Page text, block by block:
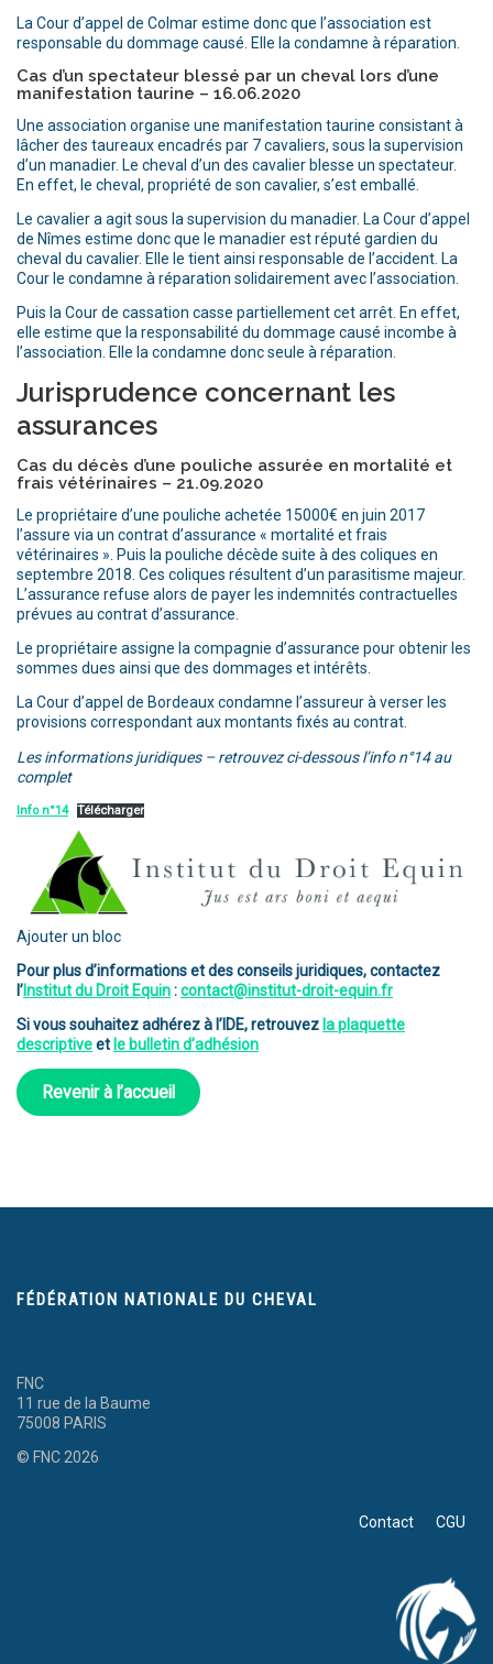
La Cour d’appel de Colmar estime donc que l’association est
responsable du dommage causé. Elle la condamne à réparation.
Cas d’un spectateur blessé par un cheval lors d’une
manifestation taurine – 16.06.2020
Une association organise une manifestation taurine consistant à
lâcher des taureaux encadrés par 7 cavaliers, sous la supervision
d’un manadier. Le cheval d’un des cavalier blesse un spectateur.
En effet, le cheval, propriété de son cavalier, s’est emballé.
Le cavalier a agit sous la supervision du manadier. La Cour d’appel
de Nîmes estime donc que le manadier est réputé gardien du
cheval du cavalier. Elle le tient ainsi responsable de l’accident. La
Cour le condamne à réparation solidairement avec l’association.
Puis la Cour de cassation casse partiellement cet arrêt. En effet,
elle estime que la responsabilité du dommage causé incombe à
l’association. Elle la condamne donc seule à réparation.
Jurisprudence concernant les
assurances
Cas du décès d’une pouliche assurée en mortalité et
frais vétérinaires – 21.09.2020
Le propriétaire d’une pouliche achetée 15000€ en juin 2017
l’assure via un contrat d’assurance « mortalité et frais
vétérinaires ». Puis la pouliche décède suite à des coliques en
septembre 2018. Ces coliques résultent d’un parasitisme majeur.
L’assurance refuse alors de payer les indemnités contractuelles
prévues au contrat d’assurance.
Le propriétaire assigne la compagnie d’assurance pour obtenir les
sommes dues ainsi que des dommages et intérêts.
La Cour d’appel de Bordeaux condamne l’assureur à verser les
provisions correspondant aux montants fixés au contrat.
Les informations juridiques – retrouvez ci-dessous l’info n°14 au
complet
Info n°14 Télécharger
Ajouter un bloc
Pour plus d’informations et des conseils juridiques, contactez
l’Institut du Droit Equin:contact@institut-droit-equin.fr
Si vous souhaitez adhérez à l’IDE, retrouvez la plaquette
descriptiveet le bulletin d’adhésion
Revenir à l’accueil
FÉDÉRATION NATIONALE DU CHEVAL
FNC
11 rue de la Baume
75008 PARIS
© FNC 2026
Contact CGU